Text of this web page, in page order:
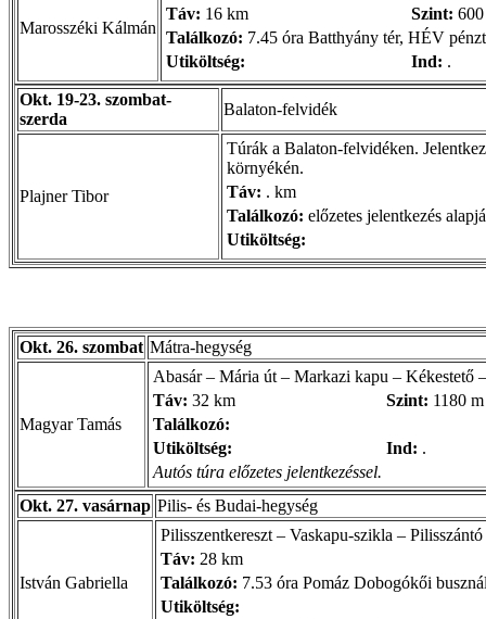
Marosszéki Kálmán
Táv: 16 km Szint:
Találkozó: 7.45 óra Batthyány tér, HÉV
Utiköltség:
Ind: .
Okt. 19-23. szombat-
szerda
Balaton-felvidék
Plajner Tibor
Túrák a Balaton-felvidéken.
környékén.
Táv: . km
Találkozó: előzetes jelentkezés
Utiköltség:
Okt. 26. szombat Mátra-hegység
Magyar Tamás
Abasár – Mária út – Markazi kapu – Kékestető
Táv: 32 km Szint: 1180 m
Találkozó:
Utiköltség:
Ind: .
Autós túra előzetes jelentkezéssel.
Okt. 27. vasárnap Pilis- és Budai-hegység
István Gabriella
Pilisszentkereszt – Vaskapu-szikla –
Táv: 28 km
Találkozó: 7.53 óra Pomáz Dobogókői
Utiköltség: